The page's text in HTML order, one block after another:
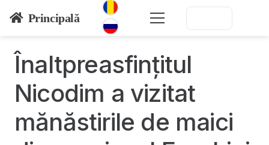
Principală
Înaltpreasfințitul
Nicodim a vizitat
mănăstirile de maici